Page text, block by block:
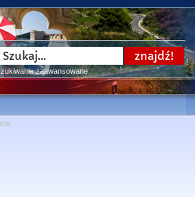
zaawansowane